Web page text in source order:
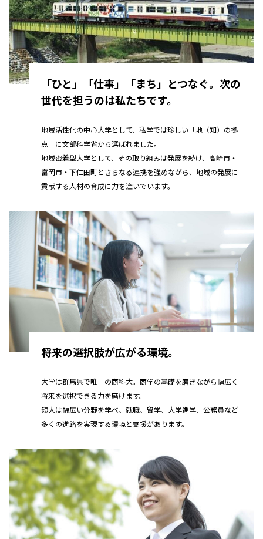
「ひと」「仕事」「まち」とつなぐ。次の
世代を担うのは私たちです。
地域活性化の中心大学として、私学では珍しい「地（知）の拠
点」に文部科学省から選ばれました。
地域密着型大学として、その取り組みは発展を続け、高崎市・
富岡市・下仁田町とさらなる連携を強めながら、地域の発展に
貢献する人材の育成に力を注いでいます。
将来の選択肢が広がる環境。
大学は群馬県で唯一の商科大。商学の基礎を磨きながら幅広く
将来を選択できる力を磨けます。
短大は幅広い分野を学べ、就職、留学、大学進学、公務員など
多くの進路を実現する環境と支援があります。